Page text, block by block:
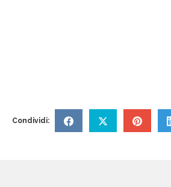
Condividi: